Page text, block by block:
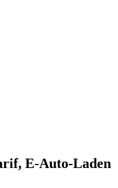
E-Auto-Laden